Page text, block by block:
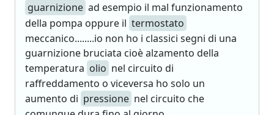
guarnizione ad esempio il mal funzionamento
della pompa oppure il termostato
meccanico........io non ho i classici segni di una
guarnizione bruciata cioè alzamento della
temperatura olio nel circuito di
raffreddamento o viceversa ho solo un
aumento di pressione nel circuito che